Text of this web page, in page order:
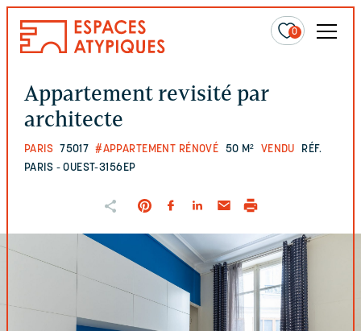
0
Appartement revisité par
architecte
PARIS 75017 #APPARTEMENT RÉNOVÉ 50 M² VENDU
RÉF.
PARIS - OUEST-3156EP